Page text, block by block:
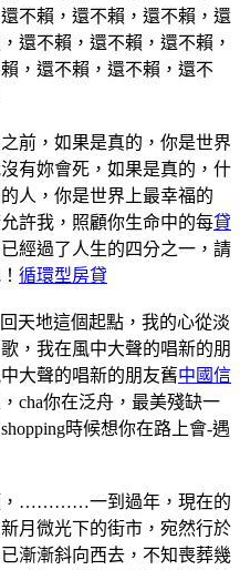
不賴，還不賴，還不賴，還
還不賴，還不賴，還不賴，
，還不賴，還不賴，還不
前，如果是真的，你是世界
有妳會死，如果是真的，什
人，你是世界上最幸福的
許我，照顧你生命中的每貸
經過了人生的四分之一，請
循環型房貸
天地這個起點，我的心從淡
，我在風中大聲的唱新的朋
大聲的唱新的朋友舊中國信
cha你在泛舟，最美殘缺一
時候想你在路上會-遇
，…………一到過年，現在的
月微光下的街市，宛然行於
漸漸斜向西去，不知喪葬幾